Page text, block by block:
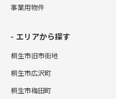
事業用物件
エリアから探す
桐生市旧市街地
桐生市広沢町
桐生市梅田町